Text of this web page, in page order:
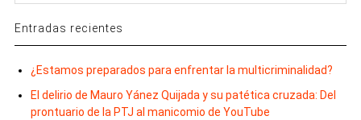
Entradas recientes
¿Estamos preparados para enfrentar la multicriminalidad?
El delirio de Mauro Yánez Quijada y su patética cruzada: Del
prontuario de la PTJ al manicomio de YouTube